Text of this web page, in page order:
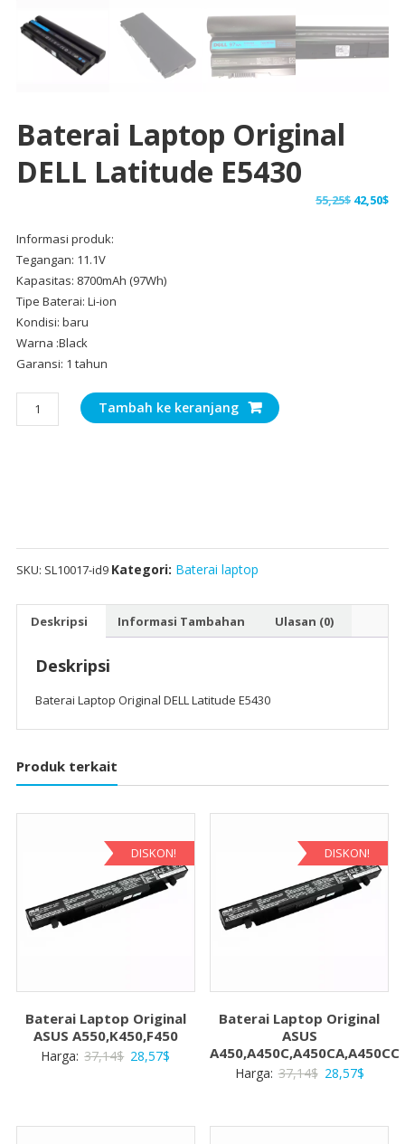
Baterai Laptop Original
DELL Latitude E5430
55,25$ Harga
42,50$
Informasi produk:
Tegangan: 11.1V
Kapasitas: 8700mAh (97Wh)
Tipe Baterai: Li-ion
Kondisi: baru
Warna :Black
Garansi: 1 tahun
Kuantitas
Baterai
Tambah ke keranjang
SKU: SL10017-id9 Kategori: Baterai laptop
Deskripsi Informasi Tambahan Ulasan (0)
Deskripsi
Baterai Laptop Original DELL Latitude E5430
Produk terkait
DISKON!
Baterai Laptop Original
ASUS A550,K450,F450
Harga: 37,14$ Harga
37,14$.
28,57$
adalah:
DISKON!
Baterai Laptop Original
ASUS
A450,A450C,A450CA,A450CC
Harga: 37,14$ Harga
28,57$Harga